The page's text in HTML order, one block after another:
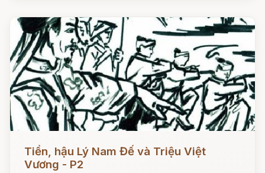
Đọc ngay
Tiền, hậu Lý Nam Đế và Triệu Việt
Vương - P2